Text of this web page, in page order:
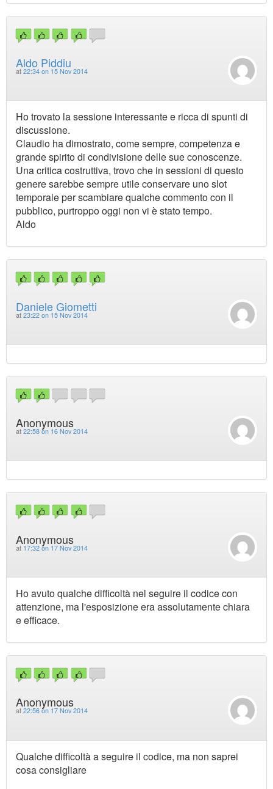
Aldo Piddiu
at 22:34 on 15 Nov 2014
Ho trovato la sessione interessante e ricca di spunti di
discussione.
Claudio ha dimostrato, come sempre, competenza e
grande spirito di condivisione delle sue conoscenze.
Una critica costruttiva, trovo che in sessioni di questo
genere sarebbe sempre utile conservare uno slot
temporale per scambiare qualche commento con il
pubblico, purtroppo oggi non vi è stato tempo.
Aldo
Daniele Giometti
at 23:22 on 15 Nov 2014
Anonymous
at 22:58 on 16 Nov 2014
Anonymous
at 17:32 on 17 Nov 2014
Ho avuto qualche difficoltà nel seguire il codice con
attenzione, ma l'esposizione era assolutamente chiara
e efficace.
Anonymous
at 22:56 on 17 Nov 2014
Qualche difficoltà a seguire il codice, ma non saprei
cosa consigliare